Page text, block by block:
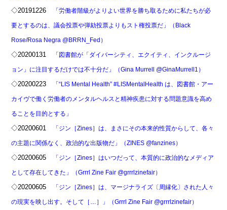
◇20191226 「労働者階級がよりよい世界を勝ち取るために私たちが必
要とするのは、議会投票や弾劾投票よりもスト権投票だ」（Black
Rose/Rosa Negra @BRRN_Fed）
◇20200131 「図書館が「ダイバーシティ、エクイティ、インクルージ
ョン」に注目するだけでは不十分だ」（Gina Murrell @GinaMurrell1）
◇20200223 「“LIS Mental Health” #LISMentalHealth は、図書館・アー
カイヴで働く労働者のメンタルヘルスと精神疾患に対する問題意識を高め
ることを目的とする」
◇20200601 「ジン［Zines］は、まさにその本来的性質からして、各々
の主題に関係なく、政治的な出版物だ」（ZINES @fanzines）
◇20200605 「ジン［Zines］はいつだって、本質的に政治的なメディア
として存在してきた」（Grrrl Zine Fair @grrrlzinefair）
◇20200605 「ジン［Zines］は、マージナライズ〔周縁化〕された人々
の現実を映し出す。そして［…］」（Grrrl Zine Fair @grrrlzinefair）